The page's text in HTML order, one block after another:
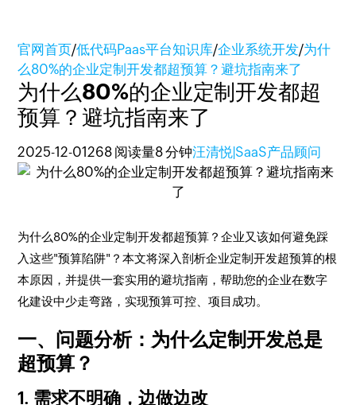
官网首页/低代码Paas平台知识库/企业系统开发/为什
么80%的企业定制开发都超预算？避坑指南来了
为什么80%的企业定制开发都超
预算？避坑指南来了
2025-12-01268 阅读量8 分钟汪清悦|SaaS产品顾问
为什么80%的企业定制开发都超预算？企业又该如何避免踩
入这些"预算陷阱"？本文将深入剖析企业定制开发超预算的根
本原因，并提供一套实用的避坑指南，帮助您的企业在数字
化建设中少走弯路，实现预算可控、项目成功。
一、问题分析：为什么定制开发总是
超预算？
1. 需求不明确，边做边改